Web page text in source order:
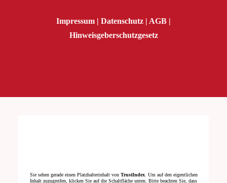
Impressum | Datenschutz | AGB |
Hinweisgeberschutzgesetz
Sie sehen gerade einen Platzhalterinhalt von TrustIndex. Um auf den eigentlichen
Inhalt zuzugreifen, klicken Sie auf die Schaltfläche unten. Bitte beachten Sie, dass